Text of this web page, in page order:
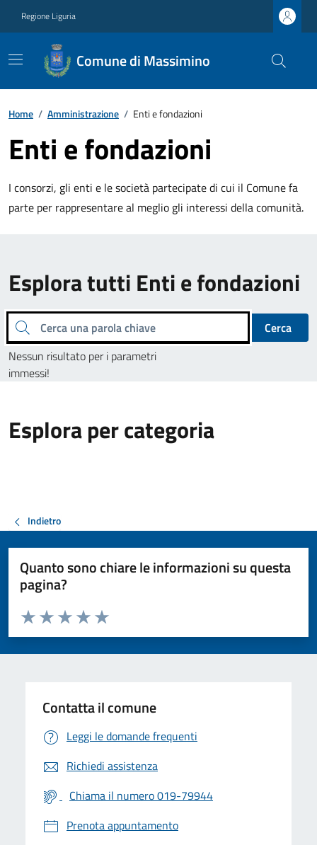
Regione Liguria
Comune di Massimino
Home / Amministrazione / Enti e fondazioni
Enti e fondazioni
I consorzi, gli enti e le società partecipate di cui il Comune fa
parte per rappresentare al meglio gli interessi della comunità.
Esplora tutti Enti e fondazioni
Cerca una parola chiave
Cerca
Nessun risultato per i parametri
immessi!
Esplora per categoria
Indietro
Quanto sono chiare le informazioni su questa
pagina?
Valuta da 1 a 5 stelle la pagina
Valuta 5 stelle su 5
Valuta 4 stelle su 5
Valuta 3 stelle su 5
Valuta 2 stelle su 5
Valuta 1 stelle su 5
Contatta il comune
Leggi le domande frequenti
Richiedi assistenza
Chiama il numero 019-79944
Prenota appuntamento